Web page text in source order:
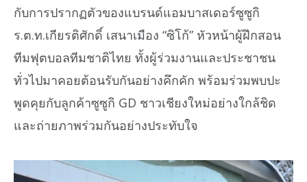
กับการปรากฏตัวของแบรนด์แอมบาสเดอร์ซูซูกิ
ร.ต.ท.เกียรติศักดิ์ เสนาเมือง “ซิโก้” หัวหน้าผู้ฝึกสอน
ทีมฟุตบอลทีมชาติไทย ทั้งผู้ร่วมงานและประชาชน
ทั่วไปมาคอยต้อนรับกันอย่างคึกคัก พร้อมร่วมพบปะ
พูดคุยกับลูกค้าซูซูกิ GD ชาวเชียงใหม่อย่างใกล้ชิด
และถ่ายภาพร่วมกันอย่างประทับใจ